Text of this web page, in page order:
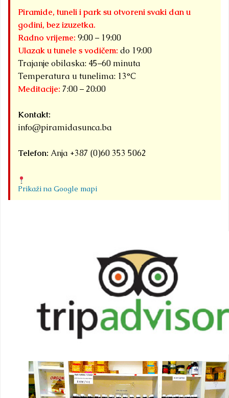
Piramide, tuneli i park su otvoreni svaki dan u
godini, bez izuzetka.
Radno vrijeme: 9:00 – 19:00
Ulazak u tunele s vodičem: do 19:00
Trajanje obilaska: 45–60 minuta
Temperatura u tunelima: 13°C
Meditacije: 7:00 – 20:00
Kontakt:
info@piramidasunca.ba
Telefon: Anja +387 (0)60 353 5062
Prikaži na Google mapi